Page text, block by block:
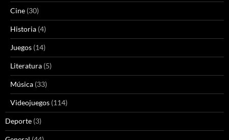
Cine (30)
Historia (4)
Juegos (14)
Literatura (5)
Música (33)
Videojuegos (114)
Deporte (3)